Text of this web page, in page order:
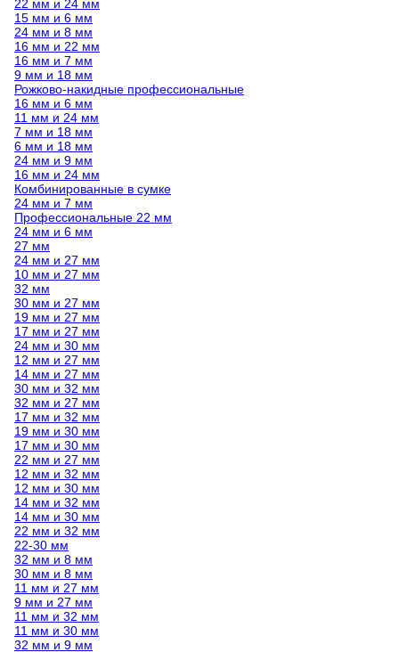
22 мм и 24 мм
15 мм и 6 мм
24 мм и 8 мм
16 мм и 22 мм
16 мм и 7 мм
9 мм и 18 мм
Рожково-накидные профессиональные
16 мм и 6 мм
11 мм и 24 мм
7 мм и 18 мм
6 мм и 18 мм
24 мм и 9 мм
16 мм и 24 мм
Комбинированные в сумке
24 мм и 7 мм
Профессиональные 22 мм
24 мм и 6 мм
27 мм
24 мм и 27 мм
10 мм и 27 мм
32 мм
30 мм и 27 мм
19 мм и 27 мм
17 мм и 27 мм
24 мм и 30 мм
12 мм и 27 мм
14 мм и 27 мм
30 мм и 32 мм
32 мм и 27 мм
17 мм и 32 мм
19 мм и 30 мм
17 мм и 30 мм
22 мм и 27 мм
12 мм и 32 мм
12 мм и 30 мм
14 мм и 32 мм
14 мм и 30 мм
22 мм и 32 мм
22-30 мм
32 мм и 8 мм
30 мм и 8 мм
11 мм и 27 мм
9 мм и 27 мм
11 мм и 32 мм
11 мм и 30 мм
32 мм и 9 мм